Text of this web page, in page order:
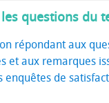
questions du
répondant aux
et aux remarques
enquêtes de